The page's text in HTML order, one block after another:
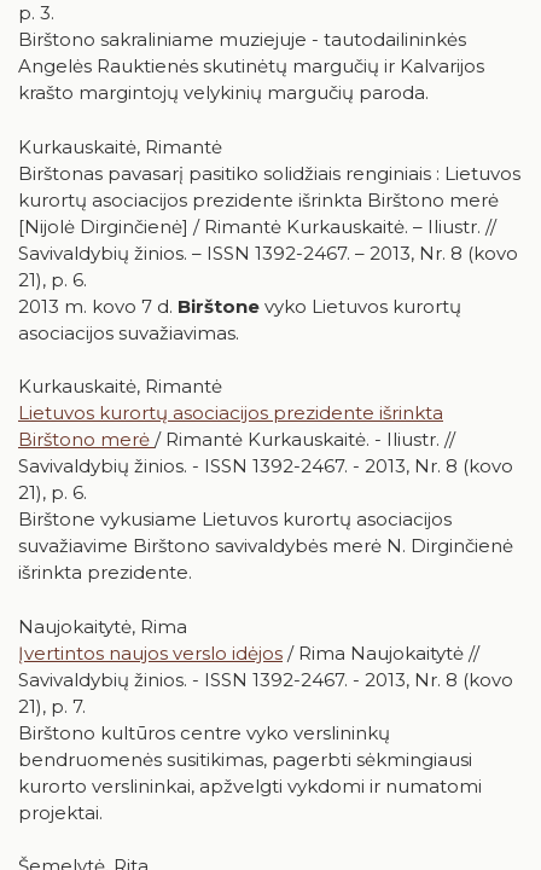
p. 3.
Birštono sakraliniame muziejuje - tautodailininkės
Angelės Rauktienės skutinėtų margučių ir Kalvarijos
krašto margintojų velykinių margučių paroda.
Kurkauskaitė, Rimantė
Birštonas pavasarį pasitiko solidžiais renginiais : Lietuvos
kurortų asociacijos prezidente išrinkta Birštono merė
[Nijolė Dirginčienė] / Rimantė Kurkauskaitė. – Iliustr. //
Savivaldybių žinios. – ISSN 1392-2467. – 2013, Nr. 8 (kovo
21), p. 6.
2013 m. kovo 7 d. Birštone vyko Lietuvos kurortų
asociacijos suvažiavimas.
Kurkauskaitė, Rimantė
Lietuvos kurortų asociacijos prezidente išrinkta
Birštono merė / Rimantė Kurkauskaitė. - Iliustr. //
Savivaldybių žinios. - ISSN 1392-2467. - 2013, Nr. 8 (kovo
21), p. 6.
Birštone vykusiame Lietuvos kurortų asociacijos
suvažiavime Birštono savivaldybės merė N. Dirginčienė
išrinkta prezidente.
Naujokaitytė, Rima
Įvertintos naujos verslo idėjos / Rima Naujokaitytė //
Savivaldybių žinios. - ISSN 1392-2467. - 2013, Nr. 8 (kovo
21), p. 7.
Birštono kultūros centre vyko verslininkų
bendruomenės susitikimas, pagerbti sėkmingiausi
kurorto verslininkai, apžvelgti vykdomi ir numatomi
projektai.